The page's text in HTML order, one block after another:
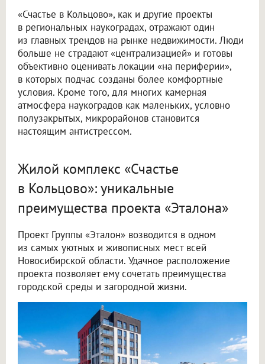
«Счастье в Кольцово», как и другие проекты
в региональных наукоградах, отражают один
из главных трендов на рынке недвижимости. Люди
больше не страдают «централизацией» и готовы
объективно оценивать локации «на периферии»,
в которых подчас созданы более комфортные
условия. Кроме того, для многих камерная
атмосфера наукоградов как маленьких, условно
полузакрытых, микрорайонов становится
настоящим антистрессом.
Жилой комплекс «Счастье
в Кольцово»: уникальные
преимущества проекта «Эталона»
Проект Группы «Эталон» возводится в одном
из самых уютных и живописных мест всей
Новосибирской области. Удачное расположение
проекта позволяет ему сочетать преимущества
городской среды и загородной жизни.